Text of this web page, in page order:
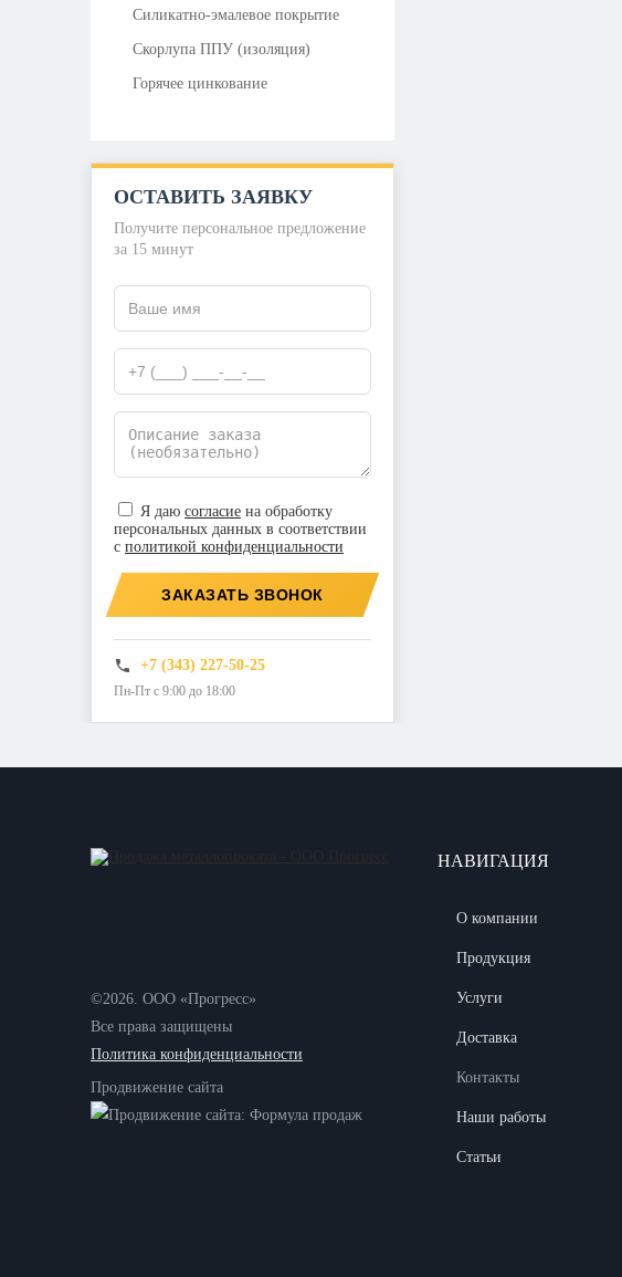
Силикатно-эмалевое покрытие
Скорлупа ППУ (изоляция)
Горячее цинкование
ОСТАВИТЬ ЗАЯВКУ
Получите персональное предложение
за 15 минут
Я даю согласие на обработку
персональных данных в соответствии
с политикой конфиденциальности
ЗАКАЗАТЬ ЗВОНОК
+7 (343) 227-50-25
Пн-Пт с 9:00 до 18:00
©2026. ООО «Прогресс»
Все права защищены
Политика конфиденциальности
Продвижение сайта
НАВИГАЦИЯ
О компании
Продукция
Услуги
Доставка
Контакты
Наши работы
Статьи